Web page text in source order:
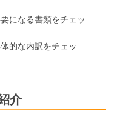
になる書類をチェッ
的な内訳をチェッ
介